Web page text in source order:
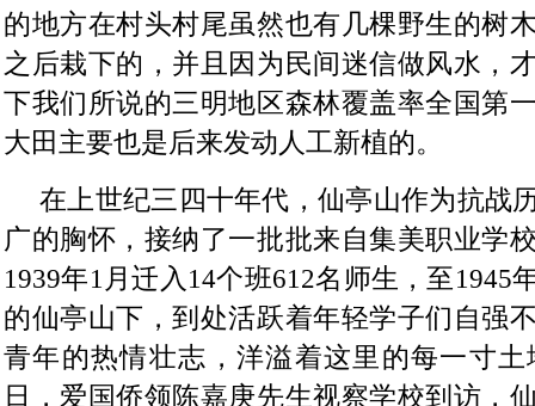
的地方在村头村尾虽然也有几棵野生的树
之后栽下的，并且因为民间迷信做风水，
下我们所说的三明地区森林覆盖率全国第
大田主要也是后来发动人工新植的。
在上世纪三四十年代，仙亭山作为抗战
广的胸怀，接纳了一批批来自集美职业学
1939年1月迁入14个班612名师生，至1945
的仙亭山下，到处活跃着年轻学子们自强
青年的热情壮志，洋溢着这里的每一寸土
日，爱国侨领陈嘉庚先生视察学校到访，